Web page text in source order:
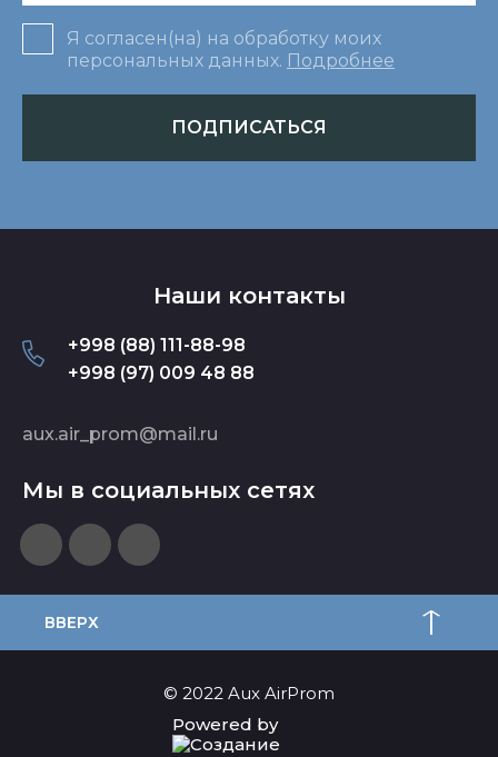
Я согласен(на) на обработку моих
персональных данных. Подробнее
ПОДПИСАТЬСЯ
Наши контакты
+998 (88) 111-88-98
+998 (97) 009 48 88
aux.air_prom@mail.ru
Мы в социальных сетях
ВВЕРХ
© 2022 Aux AirProm
Powered by